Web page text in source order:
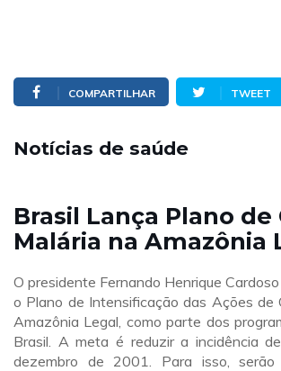
COMPARTILHAR TWEET
Notícias de saúde
Brasil Lança Plano
Malária na Amazônia
O presidente Fernando Henrique
o Plano de Intensificação das Ações de
Amazônia Legal, como parte dos
Brasil. A meta é reduzir a incidência
dezembro de 2001. Para isso,